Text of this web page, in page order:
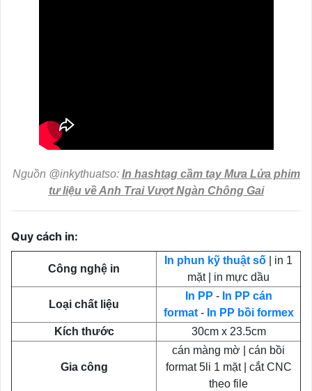
Nguồn @inkythuatso: In hashtag cầm tay Mưa Lửa phim
tư liệu về Anh Trai Vượt Ngàn Chông Gai
Quy cách in:
Công nghệ in
In phun kỹ thuật số | in 1
mặt | in mực dầu
Loại chất liệu
In PP - In PP cán
format- In PP bồi formex
Kích thước
30cm x 23.5cm
Gia công
cán màng mờ | cán bồi
format 5li 1 mặt | cắt CNC
theo file